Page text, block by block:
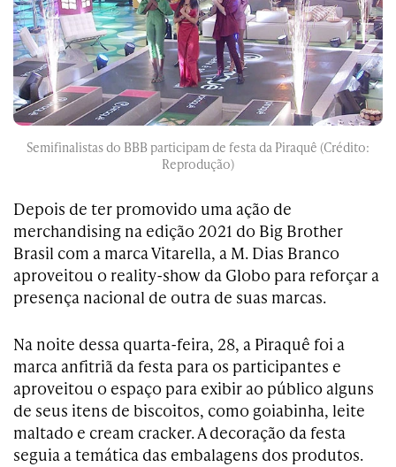
Semifinalistas do BBB participam de festa da Piraquê (Crédito:
Reprodução)
Depois de ter promovido uma ação de
merchandising na edição 2021 do Big Brother
Brasil com a marca Vitarella, a M. Dias Branco
aproveitou o reality-show da Globo para reforçar a
presença nacional de outra de suas marcas.
Na noite dessa quarta-feira, 28, a Piraquê foi a
marca anfitriã da festa para os participantes e
aproveitou o espaço para exibir ao público alguns
de seus itens de biscoitos, como goiabinha, leite
maltado e cream cracker. A decoração da festa
seguia a temática das embalagens dos produtos.